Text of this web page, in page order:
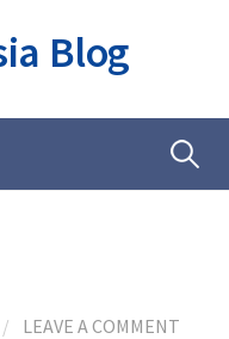
Blog
Ricerca
/ LEAVE A COMMENT